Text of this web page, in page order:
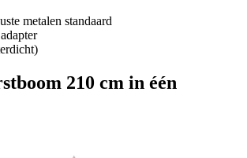
metalen standaard
210 cm in één